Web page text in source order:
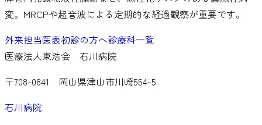
変。MRCPや超音波による定期的な経過観察が重要です。
外来担当医表初診の方へ診療科一覧
医療法人東浩会 石川病院
〒708-0841
岡山県津山市川崎554-5
石川病院